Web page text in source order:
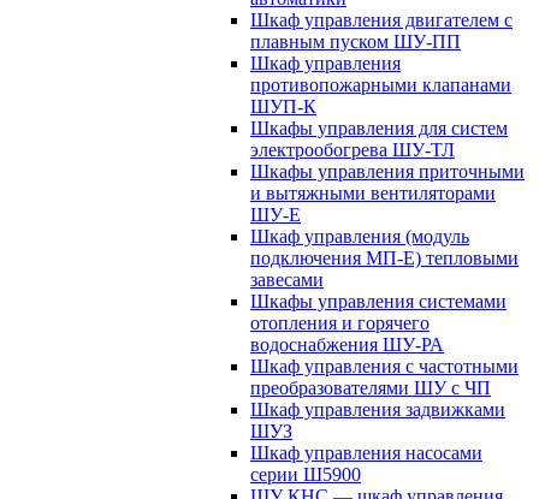
Шкаф управления двигателем с
плавным пуском ШУ-ПП
Шкаф управления
противопожарными клапанами
ШУП-К
Шкафы управления для систем
электрообогрева ШУ-ТЛ
Шкафы управления приточными
и вытяжными вентиляторами
ШУ-Е
Шкаф управления (модуль
подключения МП-Е) тепловыми
завесами
Шкафы управления системами
отопления и горячего
водоснабжения ШУ-РА
Шкаф управления с частотными
преобразователями ШУ с ЧП
Шкаф управления задвижками
ШУЗ
Шкаф управления насосами
серии Ш5900